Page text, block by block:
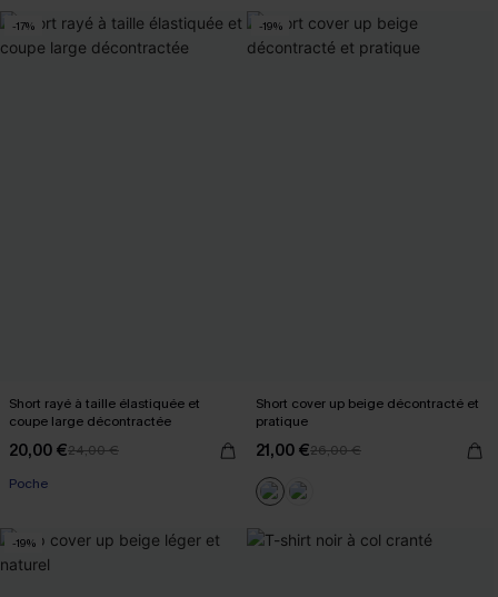
-17%
Short rayé à taille élastiquée et
coupe large décontractée
20,00 €24,00 €
Poche
-19%
Short cover up beige décontracté et
pratique
21,00 €26,00 €
-19%